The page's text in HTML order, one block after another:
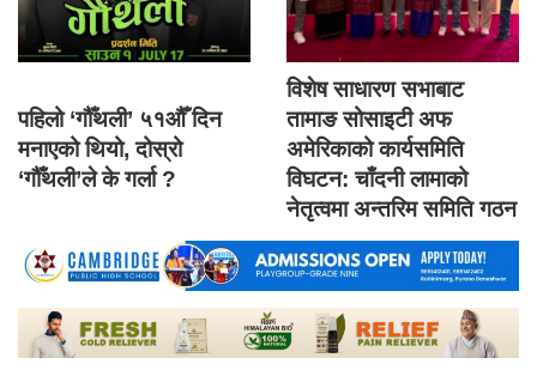
पहिलो ‘गौँथली’ ५१औँ दिन
मनाएको थियो, दोस्रो
‘गौँथली’ले के गर्ला ?
विशेष साधारण सभाबाट
तामाङ सोसाइटी अफ
अमेरिकाको कार्यसमिति
विघटन: चाँदनी लामाको
नेतृत्वमा अन्तरिम समिति गठन